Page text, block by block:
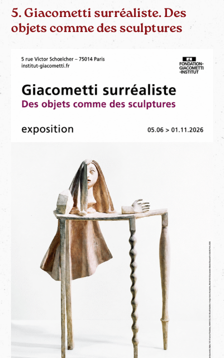
5. Giacometti surréaliste. Des
objets comme des sculptures